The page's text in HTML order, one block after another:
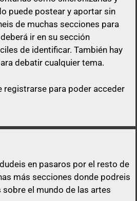
esconda su enlace, será
quien quiera sin ninguna
puede postear y aportar sin
de muchas secciones para
ir en su sección
de identificar. También hay
debatir cualquier tema.
registrarse para poder acceder
en pasaros por el resto de
más secciones donde podreis
el mundo de las artes